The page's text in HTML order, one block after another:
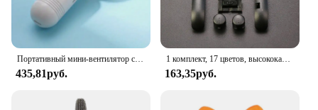
Портативный мини-вентилятор с зарядкой от USB и 3 скоростями-легкий портативный вентилятор-идеально подходит для офиса, улицы, путешествий и кемпинга
435,81руб.
1 комплект, 17 цветов, высококачественные цветные кнопки AB L R, клавиатуры для Gameboy, пуговицы Advance, рамка для GBA D колодок, кнопки включения и выключения питания
163,35руб.